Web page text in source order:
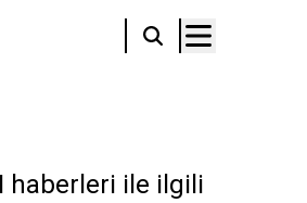
haberleri ile ilgili